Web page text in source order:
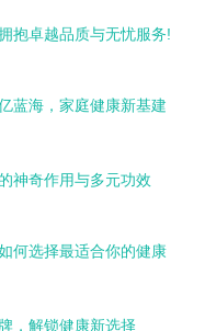
抱卓越品质与无忧服务!
蓝海，家庭健康新基建
神奇作用与多元功效
何选择最适合你的健康
，解锁健康新选择